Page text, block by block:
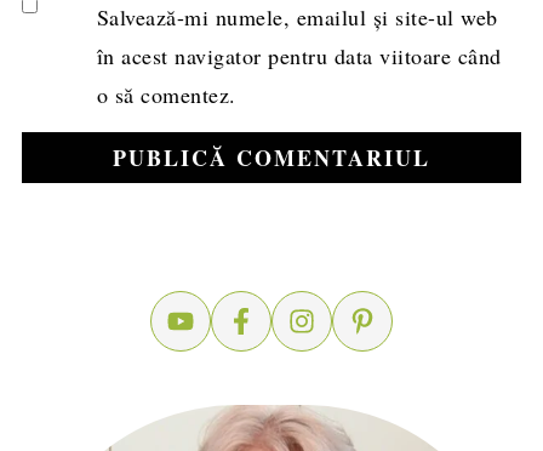
Salvează-mi numele, emailul și site-ul web
în acest navigator pentru data viitoare când
o să comentez.